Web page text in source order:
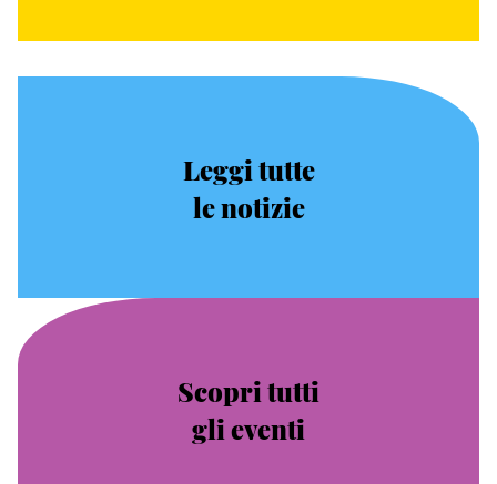
Leggi tutte
le notizie
Scopri tutti
gli eventi